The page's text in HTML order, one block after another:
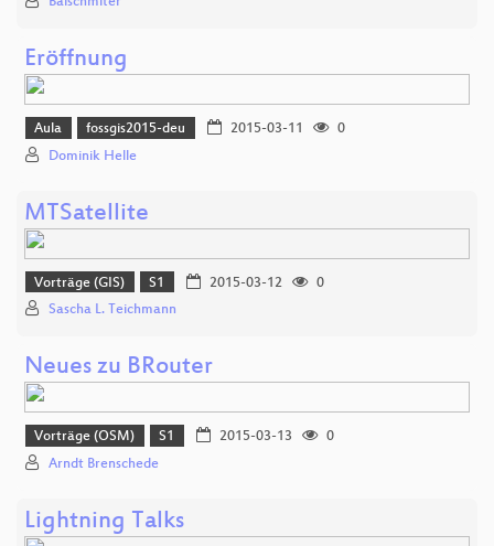
Eröffnung
Aula fossgis2015-deu 2015-03-11
0
Dominik Helle
MTSatellite
Vorträge (GIS) S1 2015-03-12
0
Sascha L. Teichmann
Neues zu BRouter
Vorträge (OSM) S1 2015-03-13
0
Arndt Brenschede
Lightning Talks